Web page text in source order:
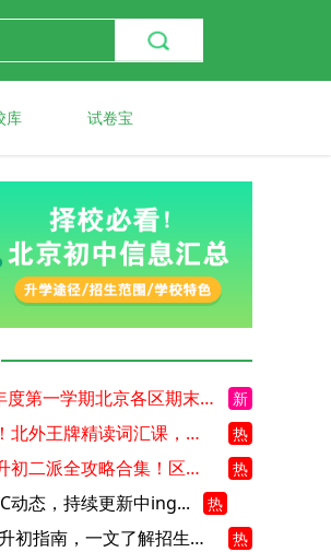
库 试卷宝
2024-2025学年度第一学期北京各区期末考试真题试卷汇总 新
告别死记硬背！北外王牌精读词汇课，帮孩子突破英语词汇难关 热
海淀各区域小升初二派全攻略合集！区域一至五志愿填报、升学策略详解 热
动态，持续更新中ing... 热
2026年海淀小升初指南，一文了解招生政策要点 热